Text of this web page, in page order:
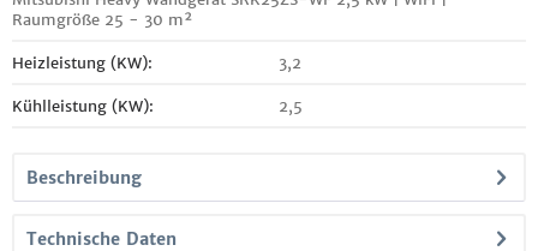
Raumgröße 25 - 30 m²
Heizleistung (KW): 3,2
Kühlleistung (KW): 2,5
Beschreibung
Technische Daten